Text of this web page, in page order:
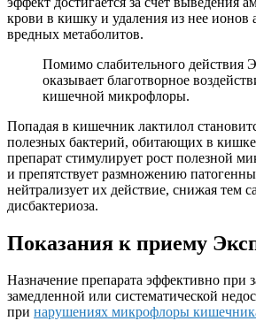
крови в кишку и удаления из нее ионов
вредных метаболитов.
Помимо слабительного действия
оказывает благотворное
кишечной микрофлоры.
Попадая в кишечник лактилол
полезных бактерий, обитающих в
препарат стимулирует рост полезной
и препятствует размножению
нейтрализует их действие, снижая тем
дисбактериоза.
Показания к приему
Назначение препарата эффективно при
замедленной или систематической
при нарушениях микрофлоры